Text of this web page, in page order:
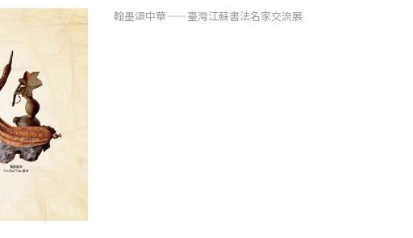
翰墨頌中華——臺灣江蘇書法名家交流展